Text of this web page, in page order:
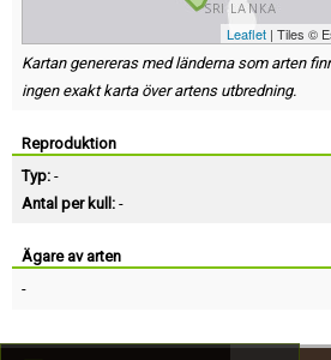
Leaflet | Tiles ©
Kartan genereras med länderna som arten
ingen exakt karta över artens utbredning.
Reproduktion
Typ: -
Antal per kull: -
Ägare av arten
-